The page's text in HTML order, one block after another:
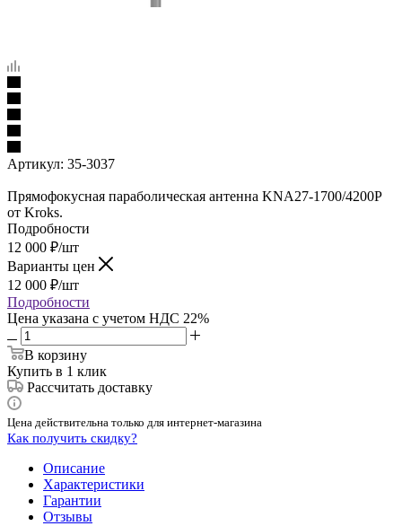
Артикул: 35-3037
Прямофокусная параболическая антенна KNA27-1700/4200P
от Kroks.
Подробности
12 000 ₽/шт
Варианты цен
12 000 ₽/шт
Подробности
Цена указана с учетом НДС 22%
В корзину
Купить в 1 клик
Рассчитать доставку
Цена действительна только для интернет-магазина
Как получить скидку?
Описание
Характеристики
Гарантии
Отзывы